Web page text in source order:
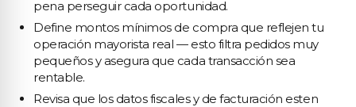
pena perseguir cada oportunidad.
Define montos mínimos de compra que reflejen tu
operación mayorista real — esto filtra pedidos muy
pequeños y asegura que cada transacción sea
rentable.
Revisa que los datos fiscales y de facturación esten